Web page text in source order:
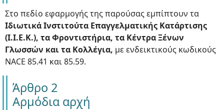
Στο πεδίο εφαρμογής της παρούσας εμπίπτουν τα
Ιδιωτικά Ινστιτούτα Επαγγελματικής Κατάρτισης
(Ι.Ι.Ε.Κ.), τα Φροντιστήρια, τα Κέντρα Ξένων
Γλωσσών και τα Κολλέγια, με ενδεικτικούς κωδικούς
NACE 85.41 και 85.59.
Άρθρο 2
Αρμόδια αρχή